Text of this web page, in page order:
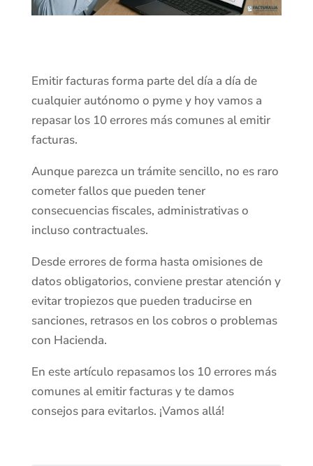
Emitir facturas forma parte del día a día de
cualquier autónomo o pyme y hoy vamos a
repasar los 10 errores más comunes al emitir
facturas.
Aunque parezca un trámite sencillo, no es raro
cometer fallos que pueden tener
consecuencias fiscales, administrativas o
incluso contractuales.
Desde errores de forma hasta omisiones de
datos obligatorios, conviene prestar atención y
evitar tropiezos que pueden traducirse en
sanciones, retrasos en los cobros o problemas
con Hacienda.
En este artículo repasamos los 10 errores más
comunes al emitir facturas y te damos
consejos para evitarlos. ¡Vamos allá!